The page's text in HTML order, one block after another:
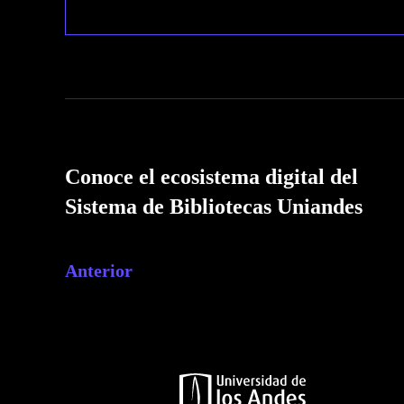
Conoce el ecosistema digital del
Sistema de Bibliotecas Uniandes
Anterior